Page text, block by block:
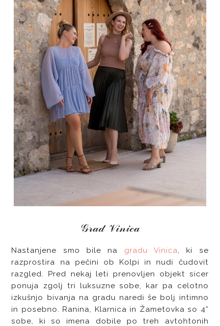
𝒢𝓇𝒶𝒹 𝒱𝒾𝓃𝒾𝒸𝒶
Nastanjene smo bile na gradu Vinica
, ki se
razprostira na pečini ob Kolpi in nudi čudovit
razgled. Pred nekaj leti prenovljen objekt sicer
ponuja zgolj tri luksuzne sobe, kar pa celotno
izkušnjo bivanja na gradu naredi še bolj intimno
in posebno. Ranina, Klarnica in Žametovka so 4*
sobe, ki so imena dobile po treh avtohtonih